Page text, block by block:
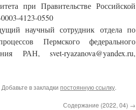
при Правительстве Российской
4123-0550
научный сотрудник отдела по
Пермского федерального
РАН, svet-ryazanova@yandex.ru,
Добавьте в закладки постоянную ссылку.
Содержание (2022, 04) →